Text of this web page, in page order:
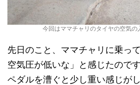
今回はママチャリのタイヤの空気の
先日のこと、ママチャリに乗っ
空気圧が低いな」と感じたのです
ペダルを漕ぐと少し重い感じが